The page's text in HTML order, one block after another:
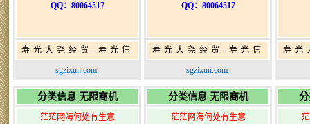
QQ：80064517
寿光大尧经贸-寿光信
息网-免费信息发布网-
sgzixun.com
QQ：80064517
寿光大尧经贸-寿光信
息网-免费信息发布网-
sgzixun.com
寿光
分类信息 无限商机
茫茫网海何处有生意
分类信息 无限商机
茫茫网海何处有生意